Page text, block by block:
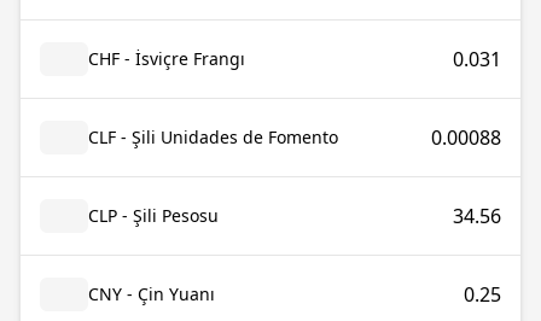
CHF - İsviçre Frangı 0.031
CLF - Şili Unidades de Fomento 0.00088
CLP - Şili Pesosu 34.56
CNY - Çin Yuanı 0.25